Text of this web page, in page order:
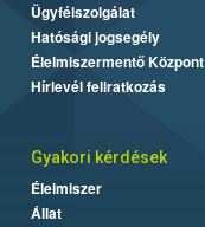
Ügyfélszolgálat
Hatósági jogsegély
Élelmiszermentő Központ
Hírlevél feliratkozás
Gyakori kérdések
Élelmiszer
Állat